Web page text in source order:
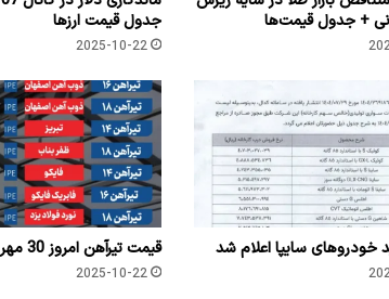
+ جدول قیمت‌ها
جدول قیمت ارزها
2025-10-22
خودروهای سایپا اعلام شد قیمت تیرآهن امروز 30 مهر 1404 + جدول
2025-10-22